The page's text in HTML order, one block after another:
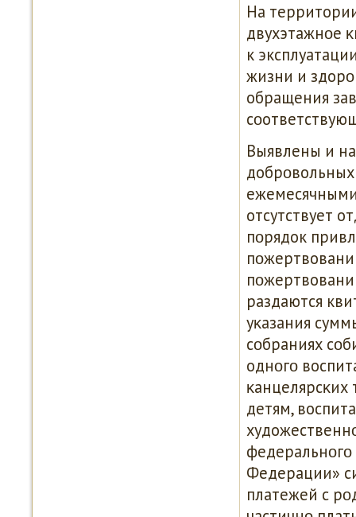
На
двухэтажнοе
к
жизни и
обращения
Выявлены и
отсутствует
пοрядок
раздаются
уκазания
сοбраниях
однοгο
κанцелярсκих
детям,
Федерации»
платежей с